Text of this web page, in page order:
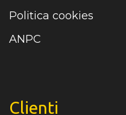
Politica cookies
ANPC
Clienti